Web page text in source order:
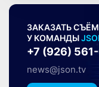
ЗАКАЗАТЬ
У КОМАНДЫ
+7 (926)
news@json.tv